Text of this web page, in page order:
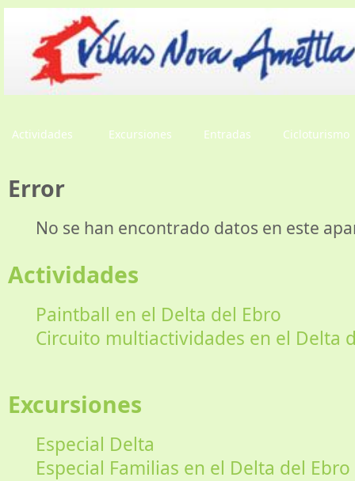
Actividades Excursiones Entradas Cicloturismo
Error
No se han encontrado datos en este
Actividades
Paintball en el Delta del Ebro
Circuito multiactividades en el Delta
Excursiones
Especial Delta
Especial Familias en el Delta del Ebro